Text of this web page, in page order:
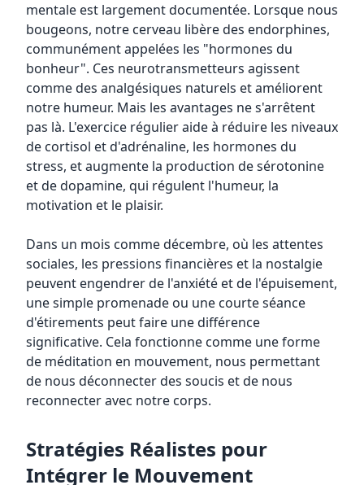
mentale est largement documentée. Lorsque nous
bougeons, notre cerveau libère des endorphines,
communément appelées les "hormones du
bonheur". Ces neurotransmetteurs agissent
comme des analgésiques naturels et améliorent
notre humeur. Mais les avantages ne s'arrêtent
pas là. L'exercice régulier aide à réduire les niveaux
de cortisol et d'adrénaline, les hormones du
stress, et augmente la production de sérotonine
et de dopamine, qui régulent l'humeur, la
motivation et le plaisir.
Dans un mois comme décembre, où les attentes
sociales, les pressions financières et la nostalgie
peuvent engendrer de l'anxiété et de l'épuisement,
une simple promenade ou une courte séance
d'étirements peut faire une différence
significative. Cela fonctionne comme une forme
de méditation en mouvement, nous permettant
de nous déconnecter des soucis et de nous
reconnecter avec notre corps.
Stratégies Réalistes pour
Intégrer le Mouvement